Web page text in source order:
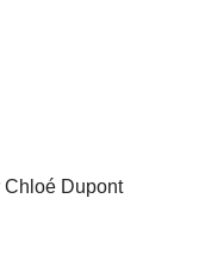
Chloé Dupont